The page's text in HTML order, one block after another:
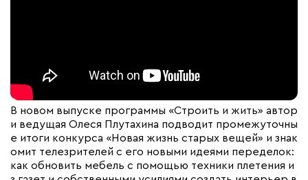
В новом выпуске программы «Строить и жить» автор
и ведущая Олеся Плутахина подводит промежуточны
е итоги конкурса «Новая жизнь старых вещей» и знак
омит телезрителей с его новыми идеями переделок:
как обновить мебель с помощью техники плетения и